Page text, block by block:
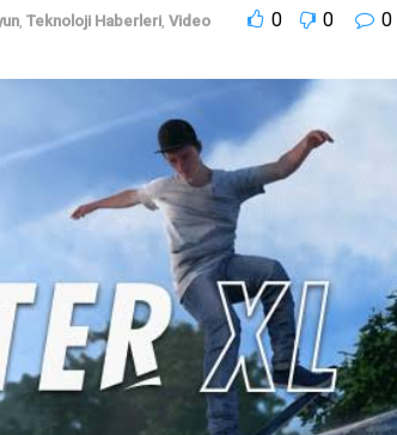
, Teknoloji Haberleri, Video 0 0 0